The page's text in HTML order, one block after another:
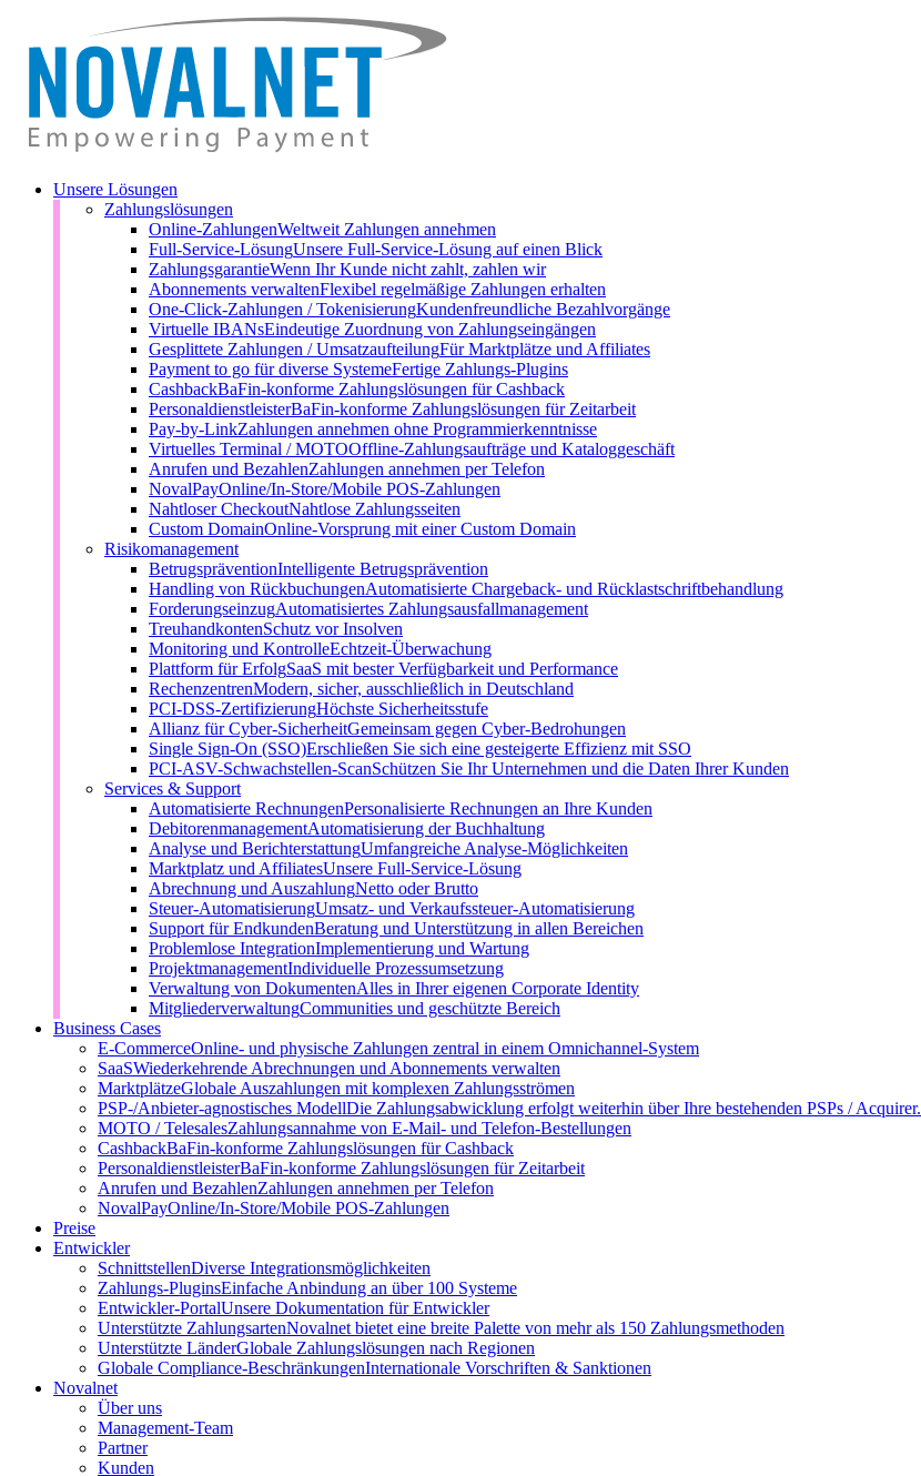
Unsere Lösungen
Zahlungslösungen
Online-ZahlungenWeltweit Zahlungen annehmen
Full-Service-LösungUnsere Full-Service-Lösung auf einen Blick
ZahlungsgarantieWenn Ihr Kunde nicht zahlt, zahlen wir
Abonnements verwaltenFlexibel regelmäßige Zahlungen erhalten
One-Click-Zahlungen / TokenisierungKundenfreundliche Bezahlvorgänge
Virtuelle IBANsEindeutige Zuordnung von Zahlungseingängen
Gesplittete Zahlungen / UmsatzaufteilungFür Marktplätze und Affiliates
Payment to go für diverse SystemeFertige Zahlungs-Plugins
CashbackBaFin-konforme Zahlungslösungen für Cashback
PersonaldienstleisterBaFin-konforme Zahlungslösungen für Zeitarbeit
Pay-by-LinkZahlungen annehmen ohne Programmierkenntnisse
Virtuelles Terminal / MOTOOffline-Zahlungsaufträge und Kataloggeschäft
Anrufen und BezahlenZahlungen annehmen per Telefon
NovalPayOnline/In-Store/Mobile POS-Zahlungen
Nahtloser CheckoutNahtlose Zahlungsseiten
Custom DomainOnline-Vorsprung mit einer Custom Domain
Risikomanagement
BetrugspräventionIntelligente Betrugsprävention
Handling von RückbuchungenAutomatisierte Chargeback- und Rücklastschriftbehandlung
ForderungseinzugAutomatisiertes Zahlungsausfallmanagement
TreuhandkontenSchutz vor Insolven
Monitoring und KontrolleEchtzeit-Überwachung
Plattform für ErfolgSaaS mit bester Verfügbarkeit und Performance
RechenzentrenModern, sicher, ausschließlich in Deutschland
PCI-DSS-ZertifizierungHöchste Sicherheitsstufe
Allianz für Cyber-SicherheitGemeinsam gegen Cyber-Bedrohungen
Single Sign-On (SSO)Erschließen Sie sich eine gesteigerte Effizienz mit SSO
PCI-ASV-Schwachstellen-ScanSchützen Sie Ihr Unternehmen und die Daten Ihrer Kunden
Services & Support
Automatisierte RechnungenPersonalisierte Rechnungen an Ihre Kunden
DebitorenmanagementAutomatisierung der Buchhaltung
Analyse und BerichterstattungUmfangreiche Analyse-Möglichkeiten
Marktplatz und AffiliatesUnsere Full-Service-Lösung
Abrechnung und AuszahlungNetto oder Brutto
Steuer-AutomatisierungUmsatz- und Verkaufssteuer-Automatisierung
Support für EndkundenBeratung und Unterstützung in allen Bereichen
Problemlose IntegrationImplementierung und Wartung
ProjektmanagementIndividuelle Prozessumsetzung
Verwaltung von DokumentenAlles in Ihrer eigenen Corporate Identity
MitgliederverwaltungCommunities und geschützte Bereich
Business Cases
E-CommerceOnline- und physische Zahlungen zentral in einem Omnichannel-System
SaaSWiederkehrende Abrechnungen und Abonnements verwalten
MarktplätzeGlobale Auszahlungen mit komplexen Zahlungsströmen
PSP-/Anbieter‑agnostisches ModellDie Zahlungsabwicklung erfolgt weiterhin über Ihre bestehenden PSPs / Acquirer.
MOTO / TelesalesZahlungsannahme von E-Mail- und Telefon-Bestellungen
CashbackBaFin-konforme Zahlungslösungen für Cashback
PersonaldienstleisterBaFin-konforme Zahlungslösungen für Zeitarbeit
Anrufen und BezahlenZahlungen annehmen per Telefon
NovalPayOnline/In-Store/Mobile POS-Zahlungen
Preise
Entwickler
SchnittstellenDiverse Integrationsmöglichkeiten
Zahlungs-PluginsEinfache Anbindung an über 100 Systeme
Entwickler-PortalUnsere Dokumentation für Entwickler
Unterstützte ZahlungsartenNovalnet bietet eine breite Palette von mehr als 150 Zahlungsmethoden
Unterstützte LänderGlobale Zahlungslösungen nach Regionen
Globale Compliance-BeschränkungenInternationale Vorschriften & Sanktionen
Novalnet
Über uns
Management-Team
Partner
Kunden